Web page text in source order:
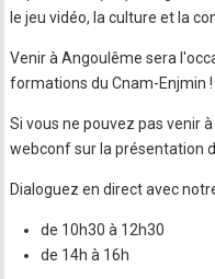
le jeu vidéo, la culture et la
Venir à Angoulême sera
formations du Cnam-Enjmin !
Si vous ne pouvez pas venir
webconf sur la présentation
Dialoguez en direct avec
de 10h30 à 12h30
de 14h à 16h